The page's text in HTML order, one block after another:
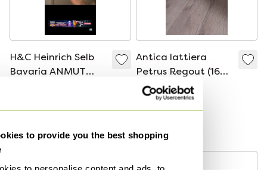
to provide you the best shopping
to personalise content and ads, to
H&C Heinrich Selb
Bavaria ANMUT
con bordo dorato
Antica lattiera
Petrus Regout (16
cm) - Decorazione in
oro (ca. 1892-1900)
40 €
-10%